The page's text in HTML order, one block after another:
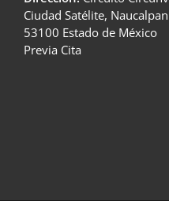
Ciudad Satélite,
53100 Estado de México
Previa Cita